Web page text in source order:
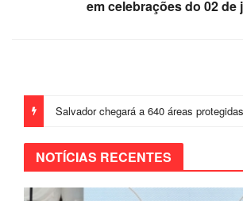
em celebrações do 02 de
NOTÍCIAS RECENTES